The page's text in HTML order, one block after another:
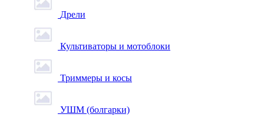
Дрели
Культиваторы и мотоблоки
Триммеры и косы
УШМ (болгарки)